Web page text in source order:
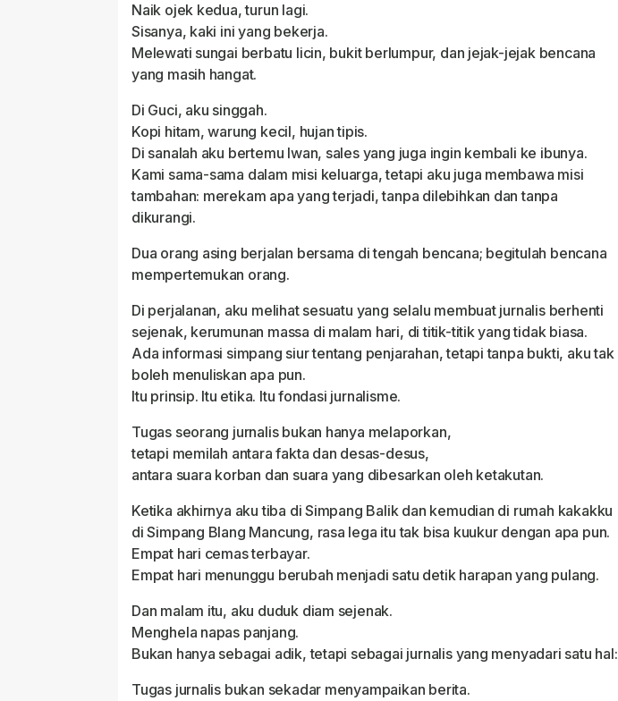
Naik ojek kedua, turun lagi.
Sisanya, kaki ini yang bekerja.
Melewati sungai berbatu licin, bukit berlumpur, dan jejak-jejak bencana
yang masih hangat.
Di Guci, aku singgah.
Kopi hitam, warung kecil, hujan tipis.
Di sanalah aku bertemu Iwan, sales yang juga ingin kembali ke ibunya.
Kami sama-sama dalam misi keluarga, tetapi aku juga membawa misi
tambahan: merekam apa yang terjadi, tanpa dilebihkan dan tanpa
dikurangi.
Dua orang asing berjalan bersama di tengah bencana; begitulah bencana
mempertemukan orang.
Di perjalanan, aku melihat sesuatu yang selalu membuat jurnalis berhenti
sejenak, kerumunan massa di malam hari, di titik-titik yang tidak biasa.
Ada informasi simpang siur tentang penjarahan, tetapi tanpa bukti, aku tak
boleh menuliskan apa pun.
Itu prinsip. Itu etika. Itu fondasi jurnalisme.
Tugas seorang jurnalis bukan hanya melaporkan,
tetapi memilah antara fakta dan desas-desus,
antara suara korban dan suara yang dibesarkan oleh ketakutan.
Ketika akhirnya aku tiba di Simpang Balik dan kemudian di rumah kakakku
di Simpang Blang Mancung, rasa lega itu tak bisa kuukur dengan apa pun.
Empat hari cemas terbayar.
Empat hari menunggu berubah menjadi satu detik harapan yang pulang.
Dan malam itu, aku duduk diam sejenak.
Menghela napas panjang.
Bukan hanya sebagai adik, tetapi sebagai jurnalis yang menyadari satu hal:
Tugas jurnalis bukan sekadar menyampaikan berita.